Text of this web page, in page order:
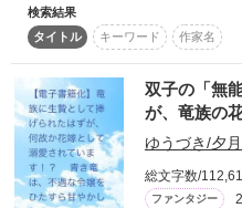
オメガバースLOVEストーリー
作品
私はあっけなく、捨てられてし
傷がいえない私の前に現れた
勤務先で見つけたのは鱗（うろ
それがピンク色に変わったら
竜王って何、番って何？
出会った漆黒の髪のイケメン
検索結果
タイトル
キーワード 作家名
双子の「無
が、竜族の
ゆうづき/夕月
総文字数/
ファンタジー